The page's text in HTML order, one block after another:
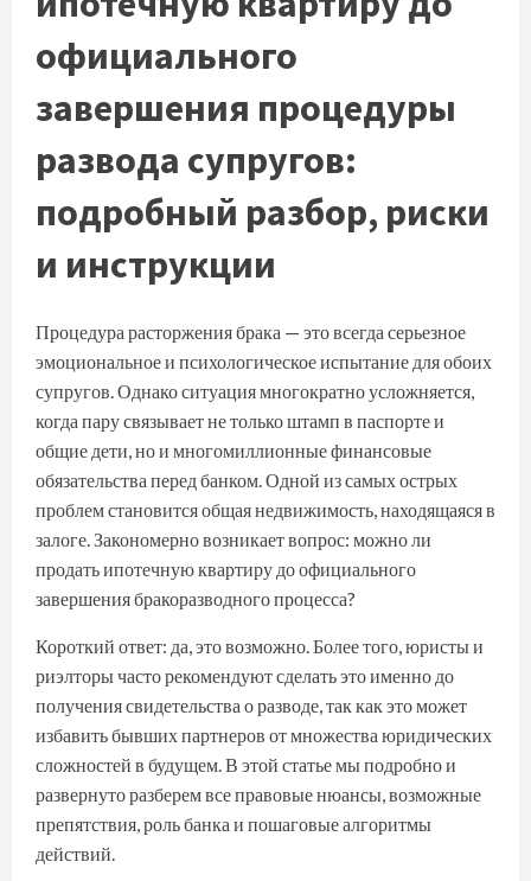
официального
завершения процедуры
развода супругов:
подробный разбор, риски
и инструкции
Процедура расторжения брака — это всегда серьезное
эмоциональное и психологическое испытание для обоих
супругов. Однако ситуация многократно усложняется,
когда пару связывает не только штамп в паспорте и
общие дети, но и многомиллионные финансовые
обязательства перед банком. Одной из самых острых
проблем становится общая недвижимость, находящаяся в
залоге. Закономерно возникает вопрос: можно ли
продать ипотечную квартиру до официального
завершения бракоразводного процесса?
Короткий ответ: да, это возможно. Более того, юристы и
риэлторы часто рекомендуют сделать это именно до
получения свидетельства о разводе, так как это может
избавить бывших партнеров от множества юридических
сложностей в будущем. В этой статье мы подробно и
развернуто разберем все правовые нюансы, возможные
препятствия, роль банка и пошаговые алгоритмы
действий.